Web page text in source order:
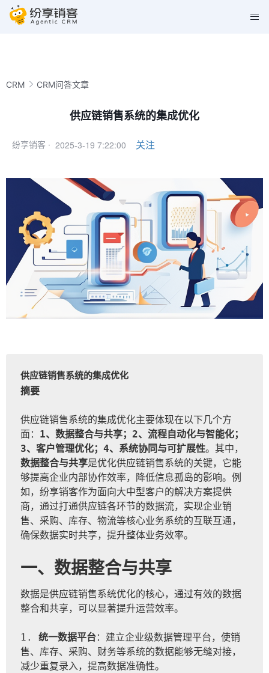
CRM CRM问答文章
供应链销售系统的集成优化
纷享销客 · 2025-3-19 7:22:00 关注
供应链销售系统的集成优化
摘要
供应链销售系统的集成优化主要体现在以下几个方
面： 1、数据整合与共享；2、流程自动化与智能化；
3、客户管理优化；4、系统协同与可扩展性。其中，
数据整合与共享是优化供应链销售系统的关键，它能
够提高企业内部协作效率，降低信息孤岛的影响。例
如，纷享销客作为面向大中型客户的解决方案提供
商，通过打通供应链各环节的数据流，实现企业销
售、采购、库存、物流等核心业务系统的互联互通，
确保数据实时共享，提升整体业务效率。
一、数据整合与共享
数据是供应链销售系统优化的核心，通过有效的数据
整合和共享，可以显著提升运营效率。
1. 统一数据平台：建立企业级数据管理平台，使销
售、库存、采购、财务等系统的数据能够无缝对接，
减少重复录入，提高数据准确性。